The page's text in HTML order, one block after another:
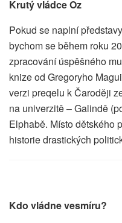
Krutý vládce Oz
Pokud se naplní
bychom se během roku
zpracování úspěšného
knize od Gregoryho
verzi preqelu k Čaroději
na univerzitě – Galindě
Elphabě. Místo dětského
historie drastických
Kdo vládne vesmíru?